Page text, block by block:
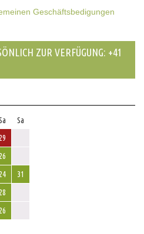
Geschäftsbedigungen
ZUR VERFÜGUNG: +41
Sa
29
26
24
31
28
26